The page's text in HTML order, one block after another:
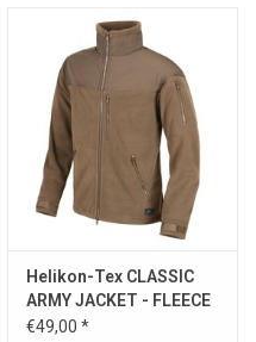
Helikon-Tex CLASSIC
ARMY JACKET - FLEECE
€49,00 *